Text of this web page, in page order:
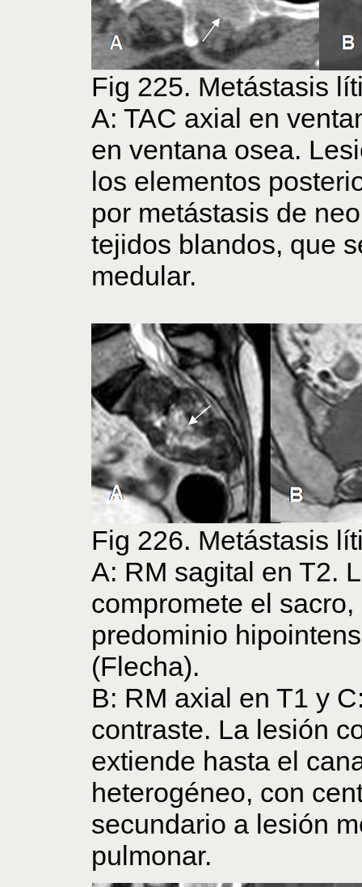
Fig 225. Metástasis
A: TAC axial en
en ventana osea.
los elementos
por metástasis de
tejidos blandos, que
medular.
Fig 226. Metástasis
A: RM sagital en T2.
compromete el
predominio
(Flecha).
B: RM axial en T1 y
contraste. La lesión
extiende hasta el
heterogéneo, con
secundario a lesión
pulmonar.